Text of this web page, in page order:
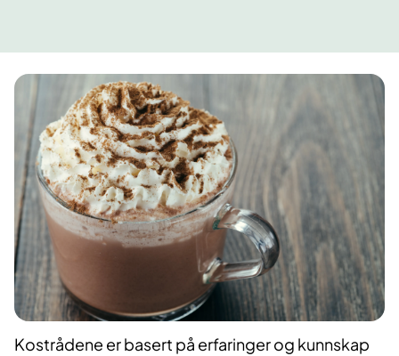
Kostrådene er basert på erfaringer og kunnskap